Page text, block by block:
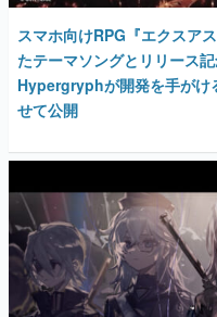
スマホ向けRPG『エクスア
たテーマソングとリリース
Hypergryphが開発を手がけ
せて公開